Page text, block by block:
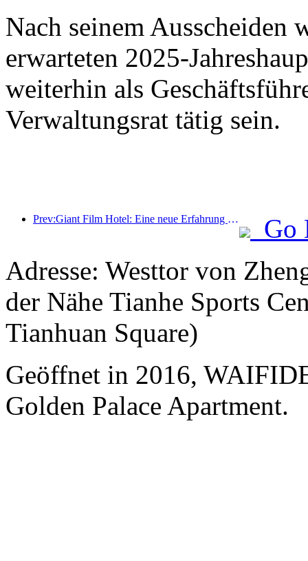
Nach seinem Ausscheiden
erwarteten 2025-
weiterhin als
Verwaltungsrat tätig sein.
Prev:Giant Film Hotel: Eine neue Erfahrung der Filmkultur im digitalen Zeitalter
Go
Adresse: Westtor von
der Nähe Tianhe Sports
Tianhuan Square)
Geöffnet in 2016,
Golden Palace Apartment.